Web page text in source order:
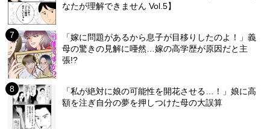
なたが理解できません Vol.5】
「嫁に問題があるから息子が目移りしたのよ！」義
母の驚きの見解に唖然…嫁の高学歴が原因だと主
張!?
「私が絶対に娘の可能性を開花させる…！」娘に高
額を注ぎ自分の夢を押しつけた母の大誤算